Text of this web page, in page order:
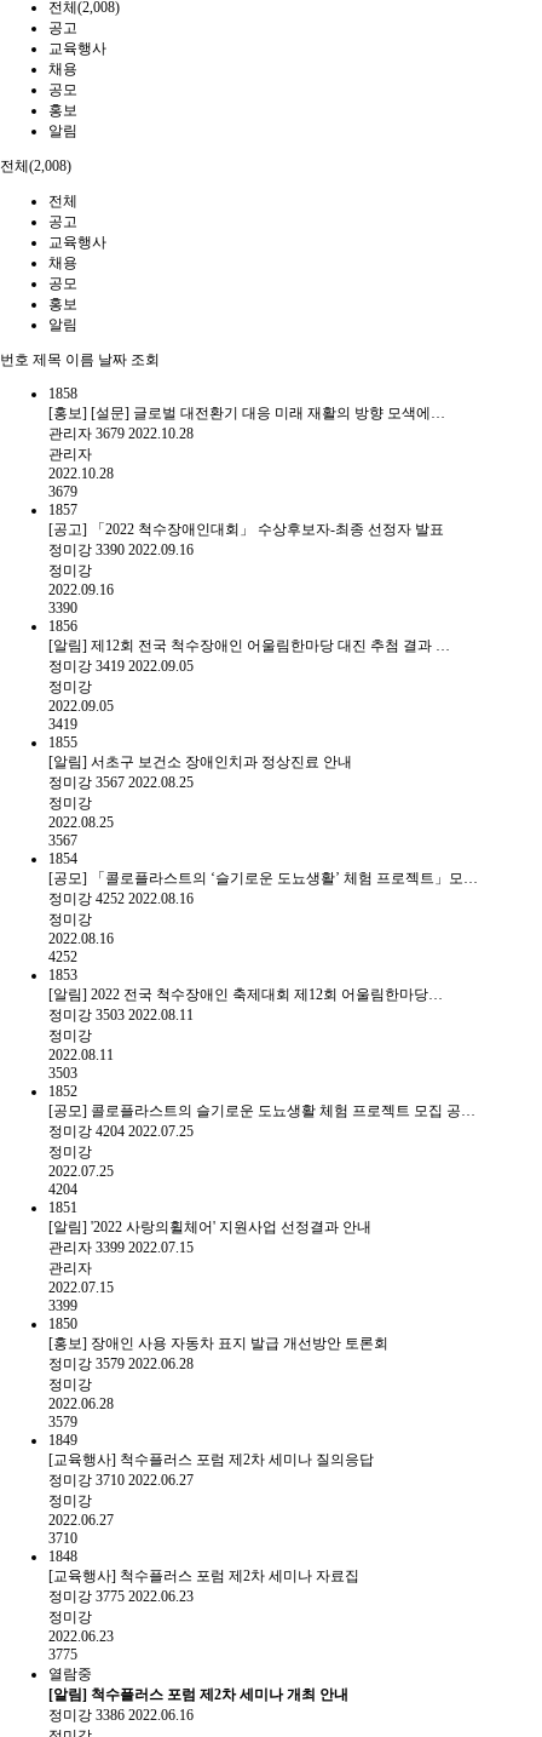
전체(2,008)
공고
교육행사
채용
공모
홍보
알림
전체(2,008)
전체
공고
교육행사
채용
공모
홍보
알림
번호 제목 이름 날짜 조회
1858
[홍보] [설문] 글로벌 대전환기 대응 미래 재활의 방향 모색에…
관리자 3679 2022.10.28
관리자
2022.10.28
3679
1857
[공고] 「2022 척수장애인대회」 수상후보자-최종 선정자 발표
정미강 3390 2022.09.16
정미강
2022.09.16
3390
1856
[알림] 제12회 전국 척수장애인 어울림한마당 대진 추첨 결과 …
정미강 3419 2022.09.05
정미강
2022.09.05
3419
1855
[알림] 서초구 보건소 장애인치과 정상진료 안내
정미강 3567 2022.08.25
정미강
2022.08.25
3567
1854
[공모] 「콜로플라스트의 ‘슬기로운 도뇨생활’ 체험 프로젝트」모…
정미강 4252 2022.08.16
정미강
2022.08.16
4252
1853
[알림] 2022 전국 척수장애인 축제대회 제12회 어울림한마당…
정미강 3503 2022.08.11
정미강
2022.08.11
3503
1852
[공모] 콜로플라스트의 슬기로운 도뇨생활 체험 프로젝트 모집 공…
정미강 4204 2022.07.25
정미강
2022.07.25
4204
1851
[알림] '2022 사랑의휠체어' 지원사업 선정결과 안내
관리자 3399 2022.07.15
관리자
2022.07.15
3399
1850
[홍보] 장애인 사용 자동차 표지 발급 개선방안 토론회
정미강 3579 2022.06.28
정미강
2022.06.28
3579
1849
[교육행사] 척수플러스 포럼 제2차 세미나 질의응답
정미강 3710 2022.06.27
정미강
2022.06.27
3710
1848
[교육행사] 척수플러스 포럼 제2차 세미나 자료집
정미강 3775 2022.06.23
정미강
2022.06.23
3775
열람중
[알림] 척수플러스 포럼 제2차 세미나 개최 안내
정미강 3386 2022.06.16